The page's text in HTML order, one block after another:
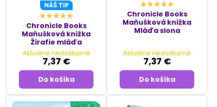
NÁŠ TIP
Chronicle Books
Maňušková knižka
Žirafie mláďa
Aktuálne nedostupné
7,37 €
Do košíka
Chronicle Books
Maňušková knižka
Mláďa slona
Aktuálne nedostupné
7,37 €
Do košíka